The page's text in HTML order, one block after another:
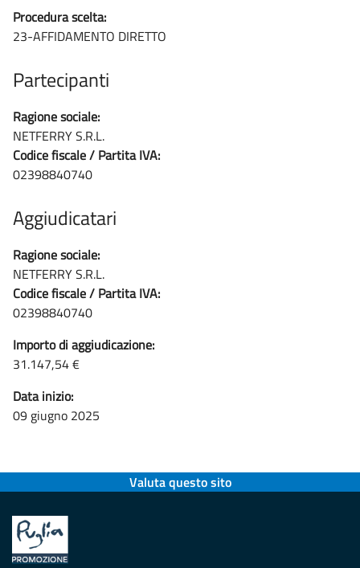
Procedura scelta:
23-AFFIDAMENTO DIRETTO
Partecipanti
Ragione sociale:
NETFERRY S.R.L.
Codice fiscale / Partita IVA:
02398840740
Aggiudicatari
Ragione sociale:
NETFERRY S.R.L.
Codice fiscale / Partita IVA:
02398840740
Importo di aggiudicazione:
31.147,54 €
Data inizio:
09 giugno 2025
Valuta questo sito